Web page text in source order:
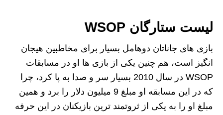
لیست ستارگان WSOP
بازی های جاناتان دوهامل بسیار برای مخاطبین هیجان
انگیز است، هم چنین یکی از بازی ها او در مسابقات
WSOP در سال 2010 بسیار سر و صدا به پا کرد، چرا
که در این مسابقه او مبلغ 9 میلیون دلار را برد و همین
مبلغ او را به یکی از ثروتمند ترین بازیکنان در این حرفه